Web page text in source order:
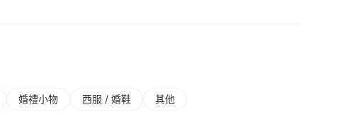
婚禮⼩物 ⻄服 / 婚鞋 其他